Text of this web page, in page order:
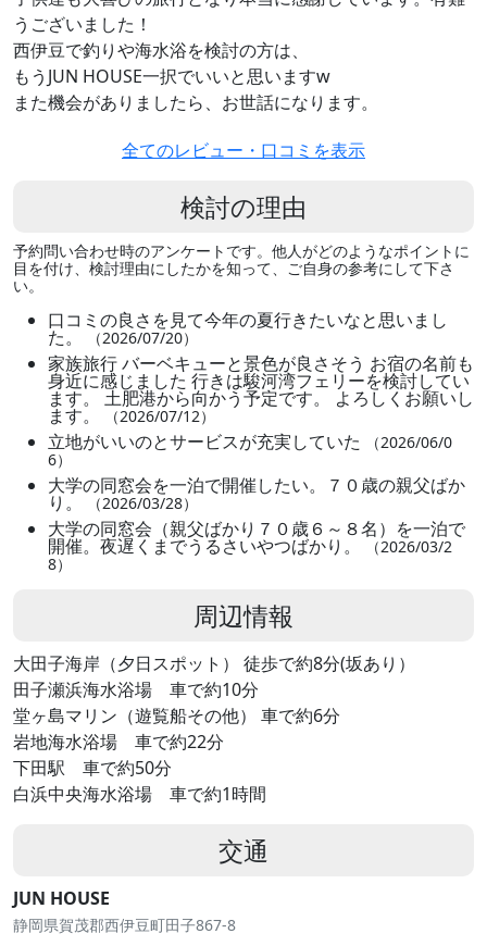
うございました！
西伊豆で釣りや海水浴を検討の方は、
もうJUN HOUSE一択でいいと思いますw
また機会がありましたら、お世話になります。
全てのレビュー・口コミを表示
検討の理由
予約問い合わせ時のアンケートです。他人がどのようなポイントに
目を付け、検討理由にしたかを知って、ご自身の参考にして下さ
い。
口コミの良さを見て今年の夏行きたいなと思いまし
た。 （2026/07/20）
家族旅行 バーベキューと景色が良さそう お宿の名前も
身近に感じました 行きは駿河湾フェリーを検討してい
ます。 土肥港から向かう予定です。 よろしくお願いし
ます。 （2026/07/12）
立地がいいのとサービスが充実していた
（2026/06/0
6）
大学の同窓会を一泊で開催したい。７０歳の親父ばか
り。 （2026/03/28）
大学の同窓会（親父ばかり７０歳６～８名）を一泊で
開催。夜遅くまでうるさいやつばかり。
（2026/03/2
8）
周辺情報
大田子海岸（夕日スポット） 徒歩で約8分(坂あり）
田子瀬浜海水浴場 車で約10分
堂ヶ島マリン（遊覧船その他） 車で約6分
岩地海水浴場 車で約22分
下田駅 車で約50分
白浜中央海水浴場 車で約1時間
交通
JUN HOUSE
静岡県賀茂郡西伊豆町田子867-8